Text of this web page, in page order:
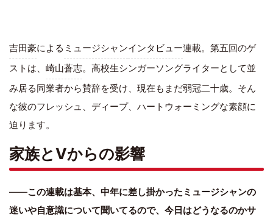
吉田豪による ミュージシャンインタビュー連載。第五回のゲ
ストは、 崎山蒼志。高校生シンガーソングライターとして並
み居る同業者から賛辞を受け、現在もまだ弱冠二十歳。そん
な彼のフレッシュ、ディープ、ハートウォーミングな素顔に
迫ります。
家族とVからの影響
――この連載は基本、中年に差し掛かったミュージシャンの
迷いや自意識について聞いてるので、今日はどうなるのかサ